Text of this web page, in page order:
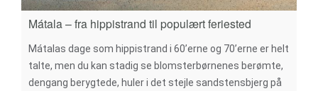
Mátala – fra hippistrand til populært feriested
Mátalas dage som hippistrand i 60’erne og 70’erne er helt
talte, men du kan stadig se blomsterbørnenes berømte,
dengang berygtede, huler i det stejle sandstensbjerg på